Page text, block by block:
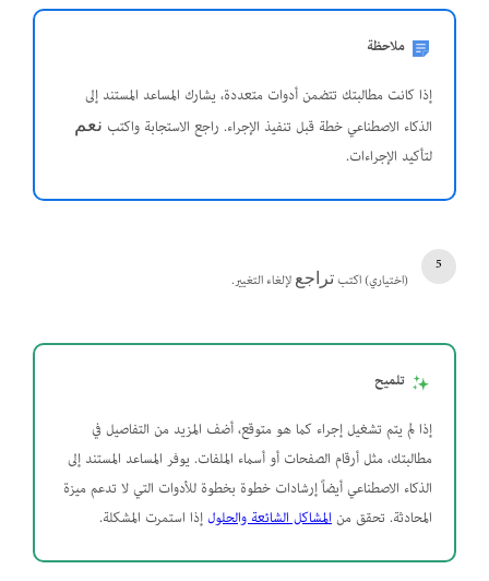
ملاحظة
إذا كانت مطالبتك تتضمن أدوات متعددة، يشارك المساعد المستند إلى
الذكاء الاصطناعي خطة قبل تنفيذ الإجراء. راجع الاستجابة واكتب نعم
لتأكيد الإجراءات.
(اختياري) اكتبتراجع لإلغاء التغيير.
تلميح
إذا لم يتم تشغيل إجراء كما هو متوقع، أضف المزيد من التفاصيل في
مطالبتك، مثل أرقام الصفحات أو أسماء الملفات. يوفر المساعد المستند إلى
الذكاء الاصطناعي أيضاً إرشادات خطوة بخطوة للأدوات التي لا تدعم ميزة
المحادثة. تحقق منالمشاكل الشائعة والحلولإذا استمرت المشكلة.